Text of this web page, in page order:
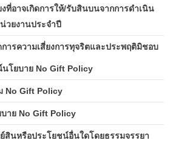
ที่อาจเกิดการให้/รับสินบนจากการดำเนิน
วยงานประจำปี
การความเสี่ยงการทุจริตและประพฤติมิชอบ
โยบาย No Gift Policy
No Gift Policy
าย No Gift Policy
สินหรือประโยชน์อื่นใดโดยธรรมจรรยา